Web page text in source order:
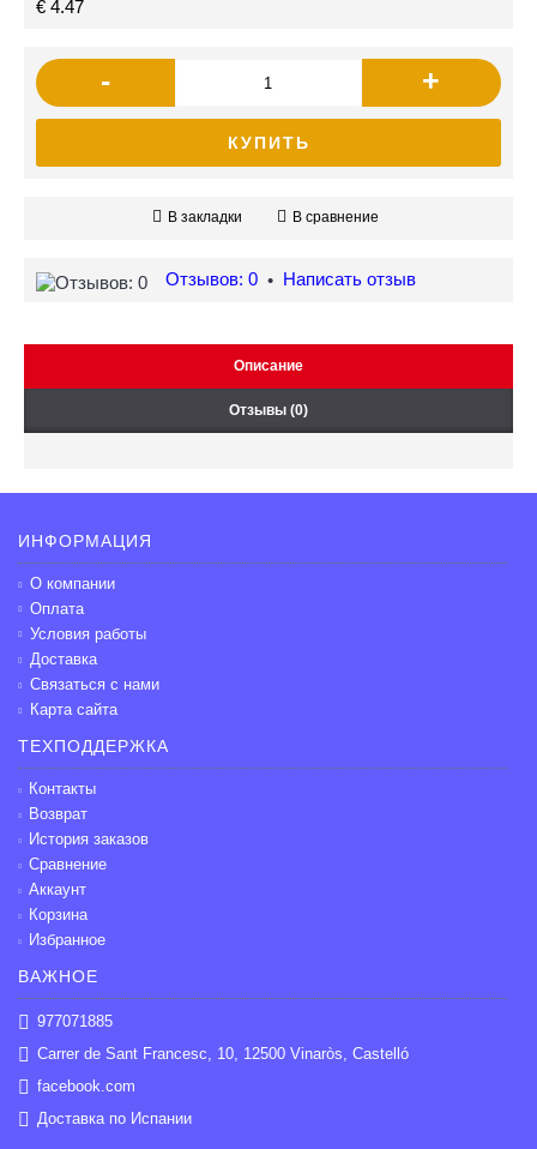
€ 4.47
- +
КУПИТЬ
В закладки В сравнение
Отзывов: 0 • Написать отзыв
Описание
Отзывы (0)
ИНФОРМАЦИЯ
О компании
Оплата
Условия работы
Доставка
Связаться с нами
Карта сайта
ТЕХПОДДЕРЖКА
Контакты
Возврат
История заказов
Сравнение
Аккаунт
Корзина
Избранное
ВАЖНОЕ
977071885
Carrer de Sant Francesc, 10, 12500 Vinaròs, Castelló
facebook.com
Доставка по Испании